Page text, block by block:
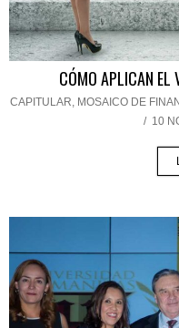
CÓMO APLICAN EL
CAPITULAR, MOSAICO DE
/ 10